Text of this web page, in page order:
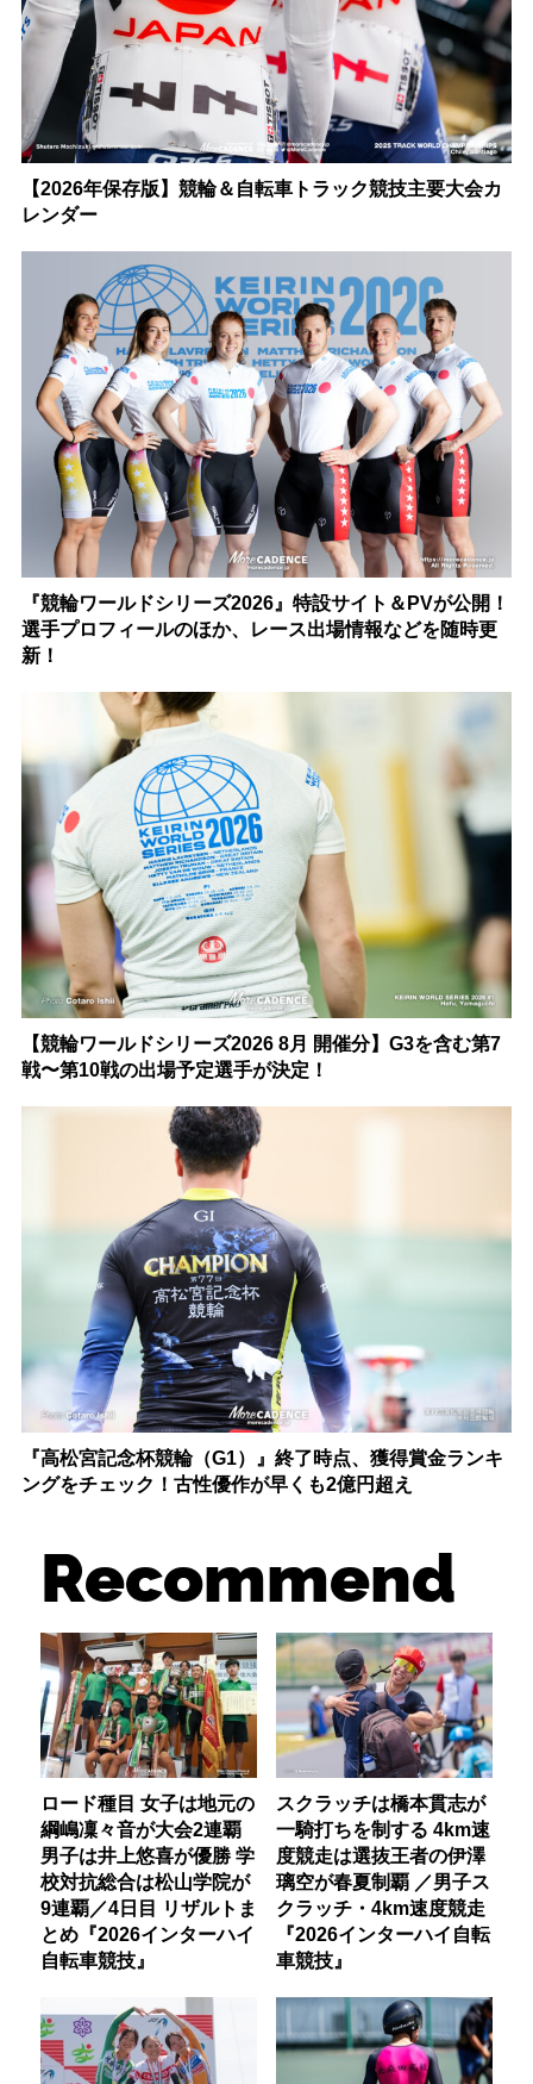
【2026年保存版】競輪＆自転車トラック競技主要大会カ
レンダー
『競輪ワールドシリーズ2026』特設サイト＆PVが公開！
選手プロフィールのほか、レース出場情報などを随時更
新！
【競輪ワールドシリーズ2026 8月 開催分】G3を含む第7
戦〜第10戦の出場予定選手が決定！
『高松宮記念杯競輪（G1）』終了時点、獲得賞金ランキ
ングをチェック！古性優作が早くも2億円超え
Recommend
ロード種目 女子は地元の
綱嶋凜々音が大会2連覇
男子は井上悠喜が優勝 学
校対抗総合は松山学院が
9連覇／4日目 リザルトま
とめ『2026インターハイ
自転車競技』
スクラッチは橋本貫志が
一騎打ちを制する 4km速
度競走は選抜王者の伊澤
璃空が春夏制覇 ／男子ス
クラッチ・4km速度競走
『2026インターハイ自転
車競技』